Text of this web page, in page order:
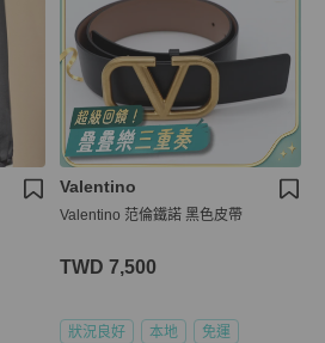
Valentino
Valentino 范倫鐵諾 黑色皮帶
TWD 7,500
狀況良好 本地 免運